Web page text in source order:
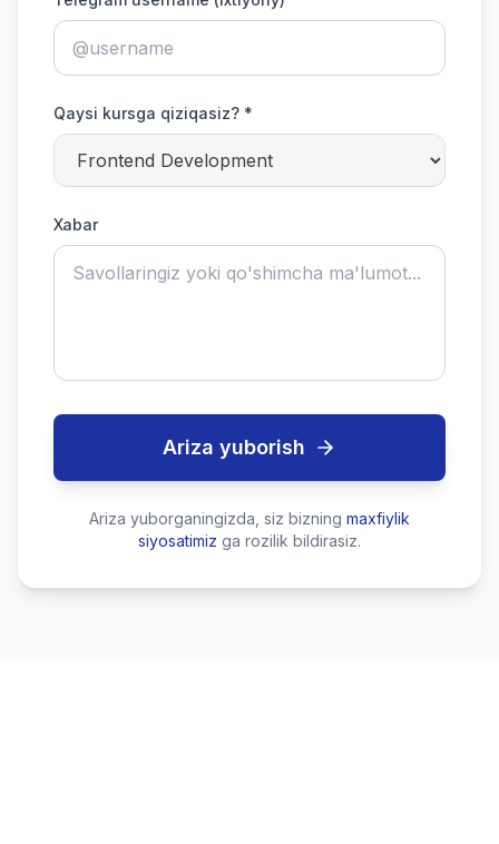
Qaysi kursga qiziqasiz? *
Xabar
Ariza yuborish
Ariza yuborganingizda, siz bizning maxfiylik
siyosatimiz ga rozilik bildirasiz.